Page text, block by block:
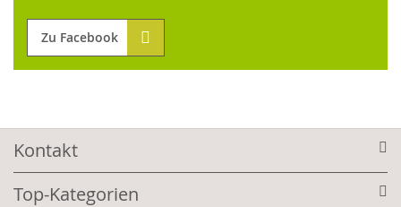
Zu Facebook
Kontakt
Top-Kategorien